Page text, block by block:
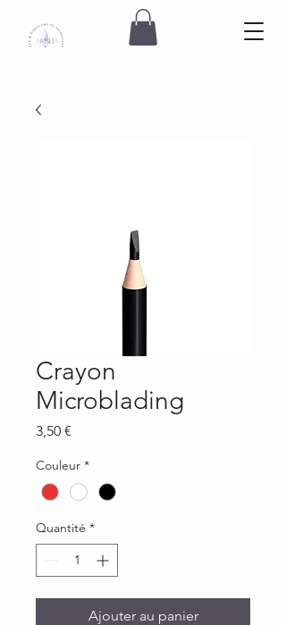
Crayon
Microblading
3,50 €
Couleur *
Quantité *
Ajouter au panier